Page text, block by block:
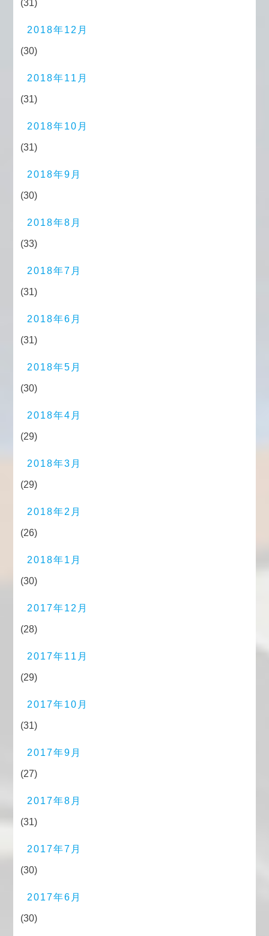
(31)
2018年12月
(30)
2018年11月
(31)
2018年10月
(31)
2018年9月
(30)
2018年8月
(33)
2018年7月
(31)
2018年6月
(31)
2018年5月
(30)
2018年4月
(29)
2018年3月
(29)
2018年2月
(26)
2018年1月
(30)
2017年12月
(28)
2017年11月
(29)
2017年10月
(31)
2017年9月
(27)
2017年8月
(31)
2017年7月
(30)
2017年6月
(30)